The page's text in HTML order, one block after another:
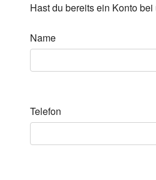
Hast du bereits ein Konto bei
Name
Telefon